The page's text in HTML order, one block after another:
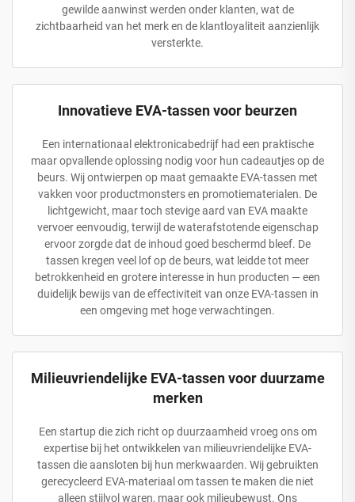
gewilde aanwinst werden onder klanten, wat de
zichtbaarheid van het merk en de klantloyaliteit aanzienlijk
versterkte.
Innovatieve EVA-tassen voor beurzen
Een internationaal elektronicabedrijf had een praktische
maar opvallende oplossing nodig voor hun cadeautjes op de
beurs. Wij ontwierpen op maat gemaakte EVA-tassen met
vakken voor productmonsters en promotiematerialen. De
lichtgewicht, maar toch stevige aard van EVA maakte
vervoer eenvoudig, terwijl de waterafstotende eigenschap
ervoor zorgde dat de inhoud goed beschermd bleef. De
tassen kregen veel lof op de beurs, wat leidde tot meer
betrokkenheid en grotere interesse in hun producten — een
duidelijk bewijs van de effectiviteit van onze EVA-tassen in
een omgeving met hoge verwachtingen.
Milieuvriendelijke EVA-tassen voor duurzame
merken
Een startup die zich richt op duurzaamheid vroeg ons om
expertise bij het ontwikkelen van milieuvriendelijke EVA-
tassen die aansloten bij hun merkwaarden. Wij gebruikten
gerecycleerd EVA-materiaal om tassen te maken die niet
alleen stijlvol waren, maar ook milieubewust. Ons